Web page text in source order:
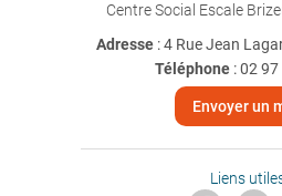
Centre Social Escale
Adresse : 4 Rue Jean
Téléphone:02 97
Envoyer un
Liens